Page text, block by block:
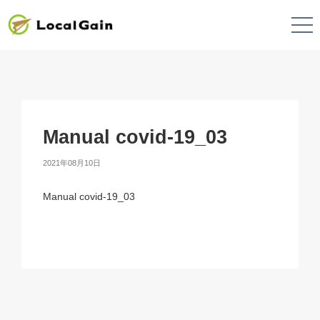
Manual covid-19_03
2021年08月10日
Manual covid-19_03